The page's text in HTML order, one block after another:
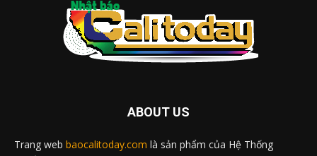
ABOUT US
Trang web baocalitoday.com là sản phẩm của Hệ Thống